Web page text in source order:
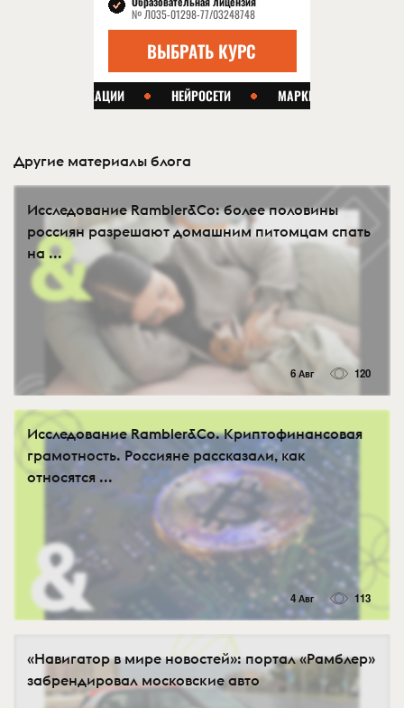
Другие материалы блога
Исследование Rambler&Co: более половины
россиян разрешают домашним питомцам спать
на ...
6 Авг 120
Исследование Rambler&Co. Криптофинансовая
грамотность. Россияне рассказали, как
относятся ...
4 Авг 113
«Навигатор в мире новостей»: портал «Рамблер»
забрендировал московские авто